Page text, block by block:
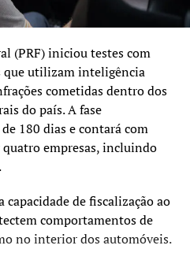
(PRF) iniciou testes com
que utilizam inteligência
cometidas dentro dos
do país. A fase
180 dias e contará com
empresas, incluindo
de fiscalização ao
comportamentos de
no interior dos automóveis.